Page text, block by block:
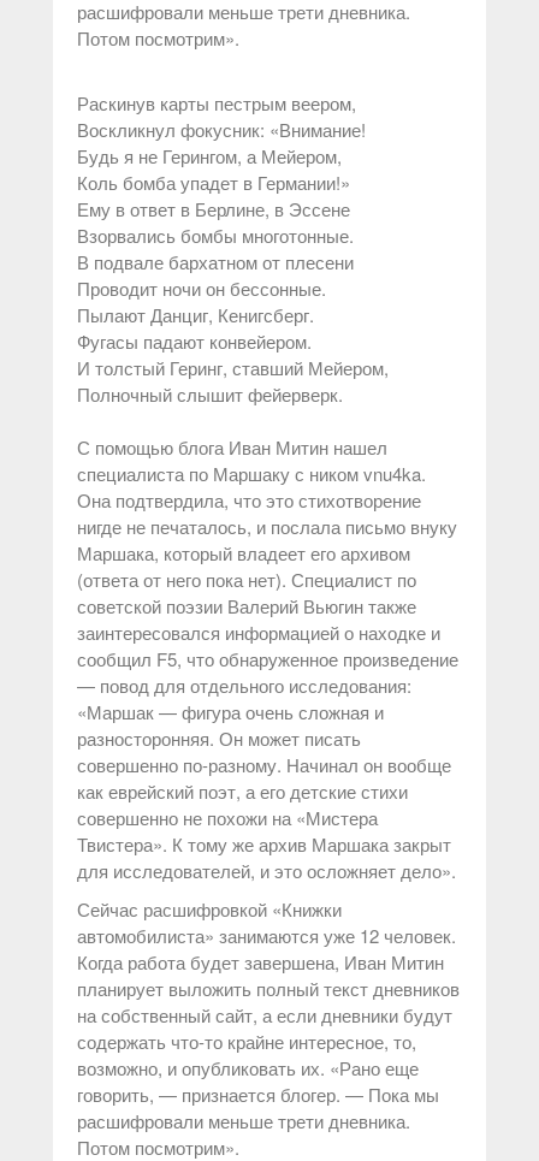
расшифровали меньше трети дневника.
Потом посмотрим».
Раскинув карты пестрым веером,
Воскликнул фокусник: «Внимание!
Будь я не Герингом, а Мейером,
Коль бомба упадет в Германии!»
Ему в ответ в Берлине, в Эссене
Взорвались бомбы многотонные.
В подвале бархатном от плесени
Проводит ночи он бессонные.
Пылают Данциг, Кенигсберг.
Фугасы падают конвейером.
И толстый Геринг, ставший Мейером,
Полночный слышит фейерверк.
С помощью блога Иван Митин нашел
специалиста по Маршаку с ником vnu4ka.
Она подтвердила, что это стихотворение
нигде не печаталось, и послала письмо внуку
Маршака, который владеет его архивом
(ответа от него пока нет). Специалист по
советской поэзии Валерий Вьюгин также
заинтересовался информацией о находке и
сообщил F5, что обнаруженное произведение
— повод для отдельного исследования:
«Маршак — фигура очень сложная и
разносторонняя. Он может писать
совершенно по-разному. Начинал он вообще
как еврейский поэт, а его детские стихи
совершенно не похожи на «Мистера
Твистера». К тому же архив Маршака закрыт
для исследователей, и это осложняет дело».
Сейчас расшифровкой «Книжки
автомобилиста» занимаются уже 12 человек.
Когда работа будет завершена, Иван Митин
планирует выложить полный текст дневников
на собственный сайт, а если дневники будут
содержать что-то крайне интересное, то,
возможно, и опубликовать их. «Рано еще
говорить, — признается блогер. — Пока мы
расшифровали меньше трети дневника.
Потом посмотрим».